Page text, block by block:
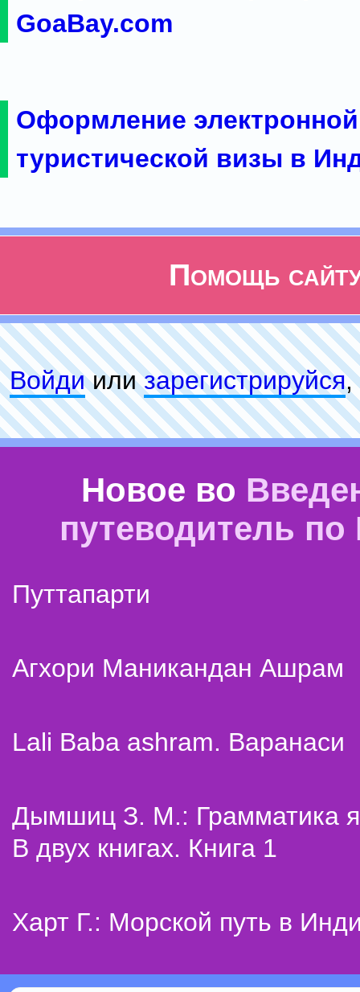
GoaBay.com
Оформление электронной
туристической визы в
Помощь
Войдиилизарeгиcтpируйся,
Новое во
путеводитель
Путтапарти
Агхори Маникандан Ашрам
Lali Baba ashram. Варанаси
Дымшиц З. М.: Грамматика
В двух книгах. Книга 1
Харт Г.: Морской путь в